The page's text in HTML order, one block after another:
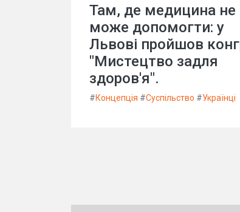
Там, де медицина не
може допомогти: у
Львові пройшов
"Мистецтво задля
здоров'я".
#Концепція #Суспільство #Українці